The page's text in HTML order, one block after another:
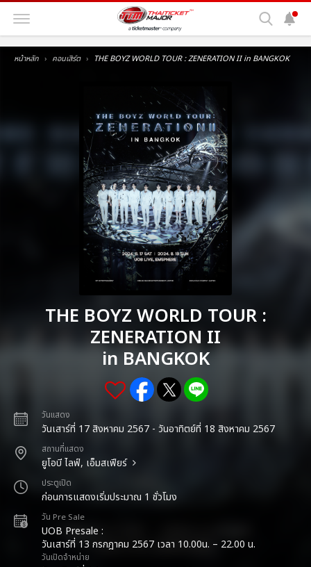
หน้าหลัก คอนเสิร์ต THE BOYZ WORLD TOUR : ZENERATION II in BANGKOK
THE BOYZ WORLD TOUR :
ZENERATION II
in BANGKOK
วันแสดง
วันเสาร์ที่ 17 สิงหาคม 2567 - วันอาทิตย์ที่ 18 สิงหาคม 2567
สถานที่แสดง
ยูโอบี ไลฟ์, เอ็มสเฟียร์
ประตูเปิด
ก่อนการแสดงเริ่มประมาณ 1 ชั่วโมง
วัน Pre Sale
UOB Presale :
วันเสาร์ที่ 13 กรกฎาคม 2567 เวลา 10.00น. – 22.00 น.
วันเปิดจำหน่าย